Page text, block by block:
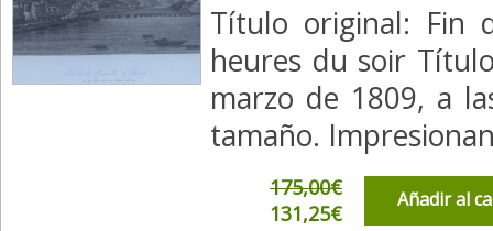
Título original: Fin
heures du soir
marzo de 1809, a
tamaño.
175,00€
131,25€
Añadir al